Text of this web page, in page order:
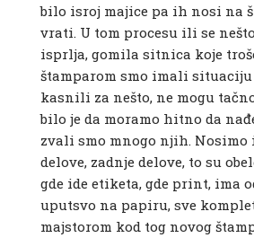
bilo isroj majice pa ih nosi na
vrati. U tom procesu ili se
isprlja, gomila sitnica koje
štamparom smo imali
kasnili za nešto, ne mogu
bilo je da moramo hitno da
zvali smo mnogo njih. Nosimo
delove, zadnje delove, to su
gde ide etiketa, gde print, ima
uputsvo na papiru, sve
majstorom kod tog novog